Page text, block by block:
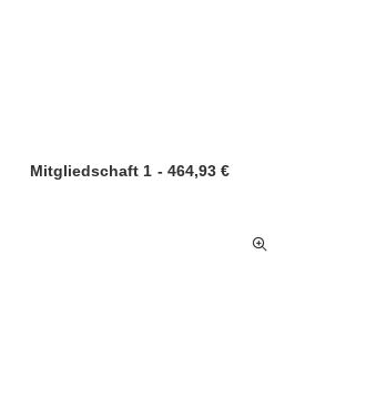
Mitgliedschaft 1 464,93€